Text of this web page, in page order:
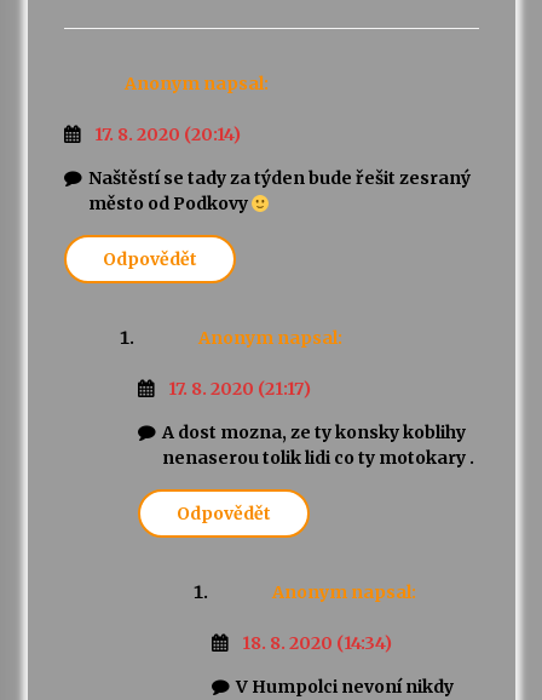
Anonym napsal:
17. 8. 2020 (20:14)
Naštěstí se tady za týden bude řešit zesraný
město od Podkovy
Odpovědět
Anonym napsal:
17. 8. 2020 (21:17)
A dost mozna, ze ty konsky koblihy
nenaserou tolik lidi co ty motokary .
Odpovědět
Anonym napsal:
18. 8. 2020 (14:34)
V Humpolci nevoní nikdy